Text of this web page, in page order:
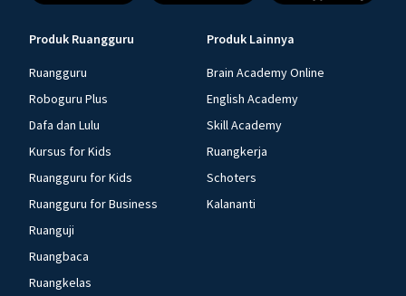
Produk Ruangguru
Ruangguru
Roboguru Plus
Dafa dan Lulu
Kursus for Kids
Ruangguru for Kids
Ruangguru for Business
Ruanguji
Ruangbaca
Ruangkelas
Produk Lainnya
Brain Academy Online
English Academy
Skill Academy
Ruangkerja
Schoters
Kalananti